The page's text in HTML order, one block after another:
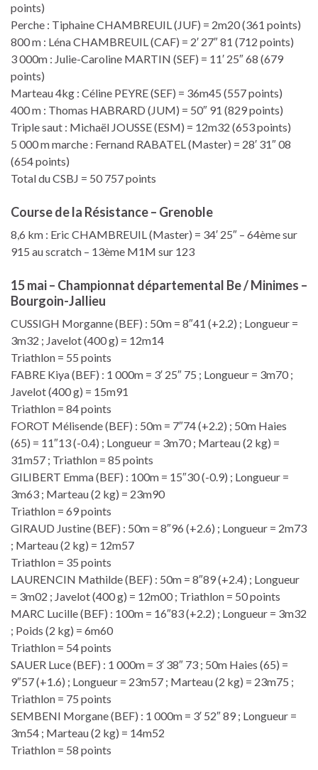
points)
Perche : Tiphaine CHAMBREUIL (JUF) = 2m20 (361 points)
800 m : Léna CHAMBREUIL (CAF) = 2′ 27″ 81 (712 points)
3 000m : Julie-Caroline MARTIN (SEF) = 11′ 25″ 68 (679
points)
Marteau 4kg : Céline PEYRE (SEF) = 36m45 (557 points)
400 m : Thomas HABRARD (JUM) = 50″ 91 (829 points)
Triple saut : Michaël JOUSSE (ESM) = 12m32 (653 points)
5 000 m marche : Fernand RABATEL (Master) = 28′ 31″ 08
(654 points)
Total du CSBJ = 50 757 points
Course de la Résistance – Grenoble
8,6 km : Eric CHAMBREUIL (Master) = 34′ 25″ – 64ème sur
915 au scratch – 13ème M1M sur 123
15 mai – Championnat départemental Be / Minimes –
Bourgoin-Jallieu
CUSSIGH Morganne (BEF) : 50m = 8″41 (+2.2) ; Longueur =
3m32 ; Javelot (400 g) = 12m14
Triathlon = 55 points
FABRE Kiya (BEF) : 1 000m = 3′ 25″ 75 ; Longueur = 3m70 ;
Javelot (400 g) = 15m91
Triathlon = 84 points
FOROT Mélisende (BEF) : 50m = 7″74 (+2.2) ; 50m Haies
(65) = 11″13 (-0.4) ; Longueur = 3m70 ; Marteau (2 kg) =
31m57 ; Triathlon = 85 points
GILIBERT Emma (BEF) : 100m = 15″30 (-0.9) ; Longueur =
3m63 ; Marteau (2 kg) = 23m90
Triathlon = 69 points
GIRAUD Justine (BEF) : 50m = 8″96 (+2.6) ; Longueur = 2m73
; Marteau (2 kg) = 12m57
Triathlon = 35 points
LAURENCIN Mathilde (BEF) : 50m = 8″89 (+2.4) ; Longueur
= 3m02 ; Javelot (400 g) = 12m00 ; Triathlon = 50 points
MARC Lucille (BEF) : 100m = 16″83 (+2.2) ; Longueur = 3m32
; Poids (2 kg) = 6m60
Triathlon = 54 points
SAUER Luce (BEF) : 1 000m = 3′ 38″ 73 ; 50m Haies (65) =
9″57 (+1.6) ; Longueur = 23m57 ; Marteau (2 kg) = 23m75 ;
Triathlon = 75 points
SEMBENI Morgane (BEF) : 1 000m = 3′ 52″ 89 ; Longueur =
3m54 ; Marteau (2 kg) = 14m52
Triathlon = 58 points